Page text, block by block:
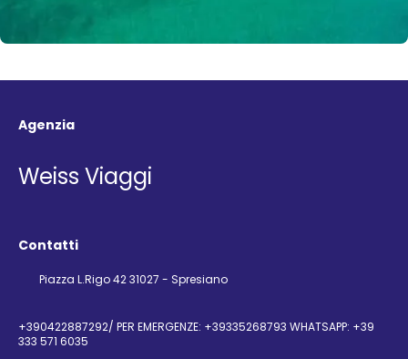
Agenzia
Weiss Viaggi
Contatti
Piazza L.Rigo 42 31027 - Spresiano
+390422887292/ PER EMERGENZE: +39335268793 WHATSAPP: +39
333 571 6035